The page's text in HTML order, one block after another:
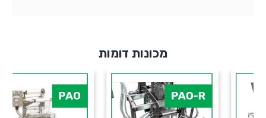
מכונות דומות
PAO-R